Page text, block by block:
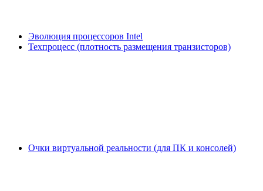
Эволюция процессоров Intel
Техпроцесс (плотность размещения транзисторов)
Очки виртуальной реальности (для ПК и консолей)